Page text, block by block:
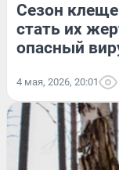
Сезон
стать их
опасный
4 мая, 2026, 20:01